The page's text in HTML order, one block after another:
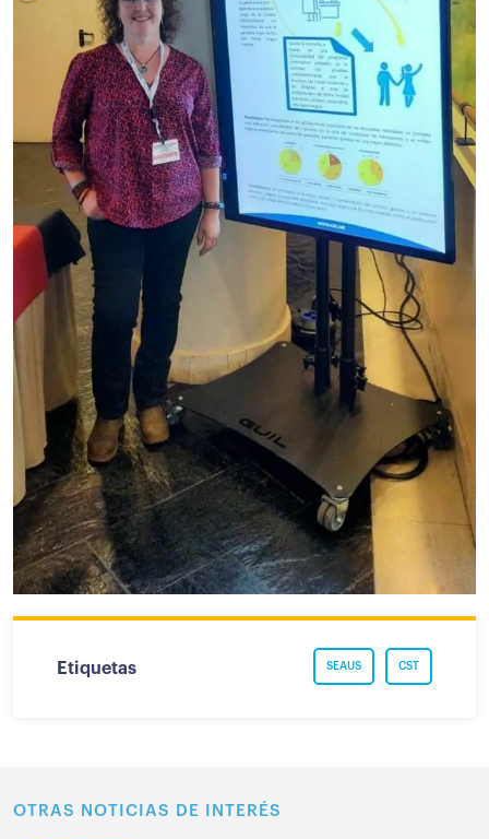
Etiquetas CST
SEAUS
OTRAS NOTICIAS DE INTERÉS